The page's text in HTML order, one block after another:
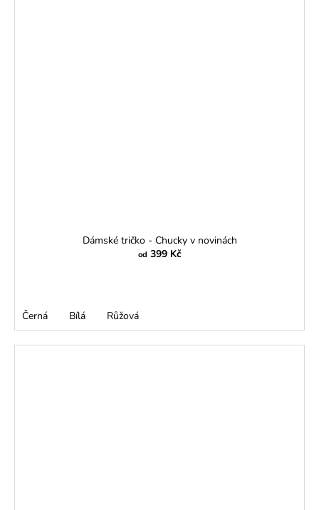
Dámské tričko - Chucky v novinách
od 399 Kč
Černá Bílá Růžová